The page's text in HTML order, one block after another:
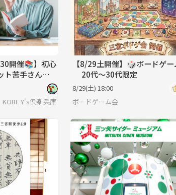
開催📚】初心
ト苦手さんの
&聞くだけOK
~人生の''なぜ''を問う~ KOBE Y's倶楽部兵庫
【8/29土開催】🎲ボードゲ
20代～30代限定
8/29(土) 18:00
ボードゲーム会